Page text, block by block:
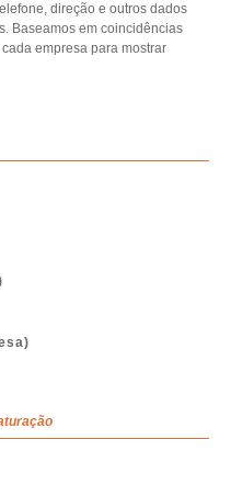
direção e outros dados
Baseamos em coincidências
empresa para mostrar